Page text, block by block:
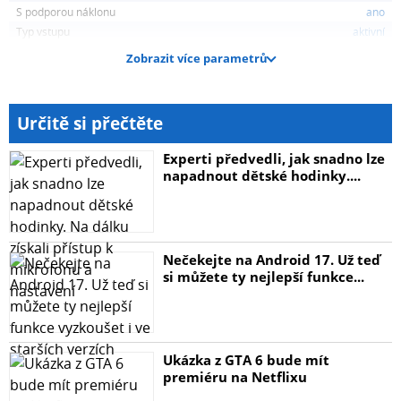
Signalizaci nabití indikuje vestavěná LED dioda, mějte tak
iPadu. Užijte si až 4 hodiny provozu na 1 nabití. Samotné
dobíjení je velmi rychlé a trvá okolo 40 minut. USB-C
kabel je samozřejmě součástí balení, stejně tak i
náhradní chytrý hrot. Vše, co budete potřebovat, máte
po ruce!
Parametry Kompatibilní se systémem iOS a iPadOS
Funkce:
Detekce položené ruky (Palm Rejection)
Nízká latence
Vyměnitelný hrot
LED indikátor baterie Výdrž baterie na jedno nabití: až 4h
Doba nabíjení baterie: cca 40min (USB-C konektor)
Obsah balení:
Dotykové pero
S podporou náklonu
ano
Typ vstupu
aktivní
Zobrazit více parametrů
Určitě si přečtěte
Experti předvedli, jak snadno lze
napadnout dětské hodinky....
Nečekejte na Android 17. Už teď
si můžete ty nejlepší funkce...
Ukázka z GTA 6 bude mít
premiéru na Netflixu